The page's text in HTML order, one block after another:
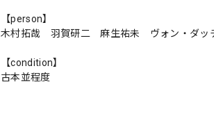
【person】
木村拓哉 羽賀研二 麻生祐未 ヴォン・ダ
【condition】
古本並程度